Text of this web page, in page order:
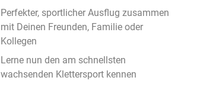
Perfekter, sportlicher Ausflug zusammen
mit Deinen Freunden, Familie oder
Kollegen
Lerne nun den am schnellsten
wachsenden Klettersport kennen